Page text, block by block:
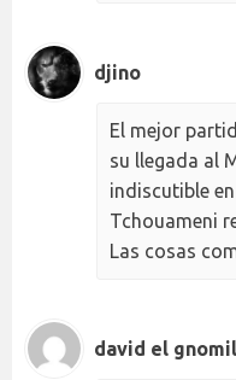
djino
El mejor
su llegada al
indiscutible
Tchouameni
Las cosas
david el